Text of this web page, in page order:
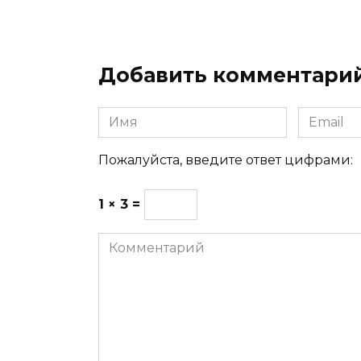
Добавить
Имя Email
Пожалуйста, введите ответ цифрами:
1 × 3 =
Комментарий